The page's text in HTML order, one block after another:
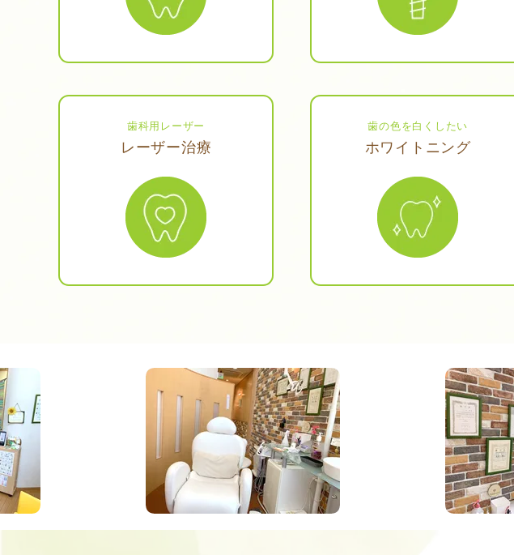
歯科用レーザー
レーザー治療
歯の色を白くしたい
ホワイトニング